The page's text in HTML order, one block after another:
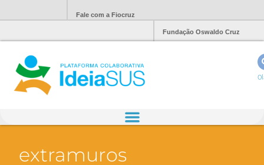
Fale com a Fiocruz
Fundação Oswaldo Cruz
extramuros